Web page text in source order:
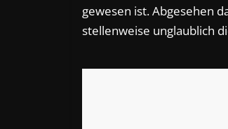
gewesen ist. Abgesehen
stellenweise unglaublich